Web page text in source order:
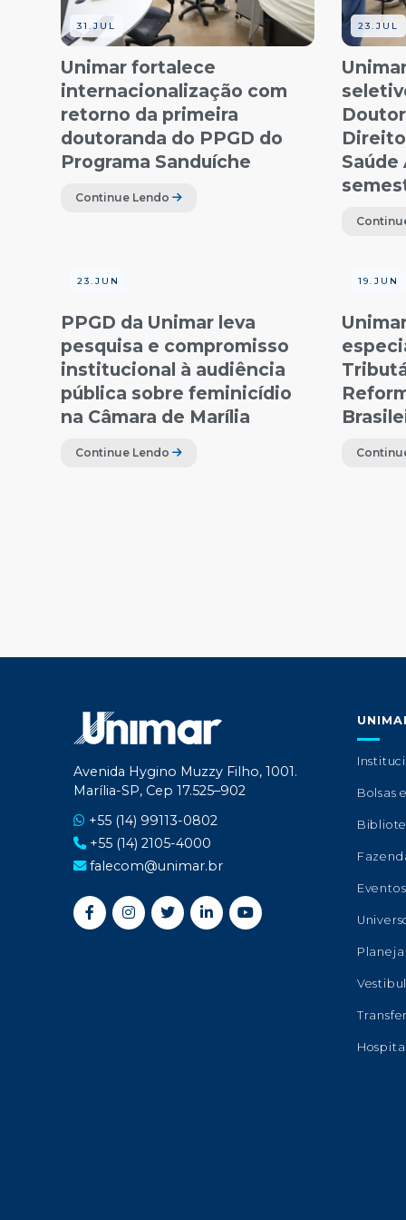
31.JUL
Unimar fortalece
internacionalização com
retorno da primeira
doutoranda do PPGD do
Programa Sanduíche
Continue Lendo
23.JUL
Saúde
23.JUN
PPGD da Unimar leva
pesquisa e compromisso
institucional à audiência
pública sobre feminicídio
na Câmara de Marília
Continue Lendo
19.JUN
Avenida Hygino Muzzy Filho, 1001.
Marília-SP, Cep 17.525–902
+55 (14) 99113-0802
+55 (14) 2105-4000
falecom@unimar.br
Bolsas
Eventos